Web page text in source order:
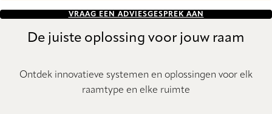
VRAAG EEN ADVIESGESPREK AAN
De juiste oplossing voor jouw raam
Ontdek innovatieve systemen en oplossingen voor elk
raamtype en elke ruimte